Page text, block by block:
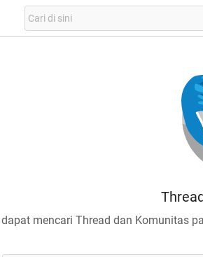
mencari Thread dan Komunitas